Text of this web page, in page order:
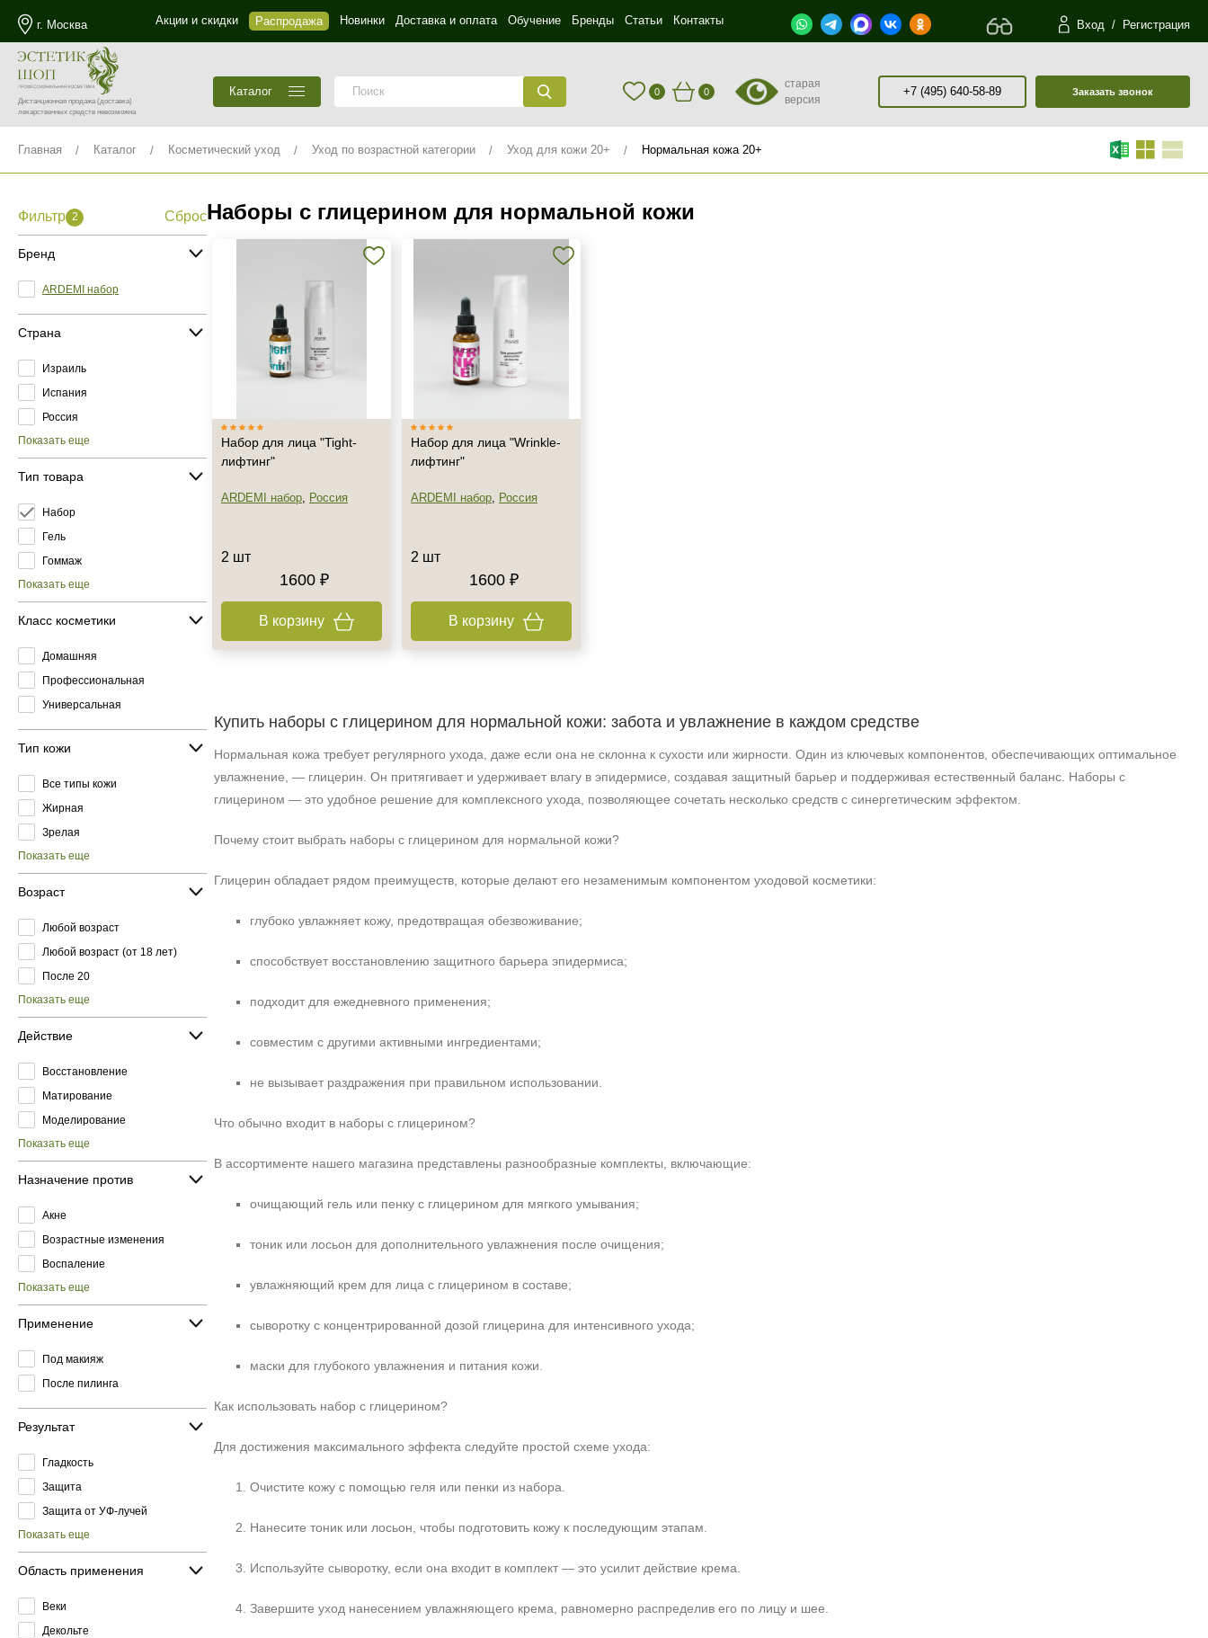
г. Москва Акции и скидки Распродажа Новинки Доставка и оплата Обучение Бренды Статьи Контакты Вход / Регистрация
Дистанционная продажа(доставка)
лекарственных средств невозможна
Каталог 0 0
старая
версия
+7 (495) 640-58-89 Заказать звонок
Главная Каталог Косметический уход Уход по возрастной категории Уход для кожи 20+ Нормальная кожа 20+
Фильтр 2 Сброс
Бренд
ARDEMI набор
Страна
Израиль
Испания
Россия
Показать еще
Тип товара
Набор
Гель
Гоммаж
Показать еще
Класс косметики
Домашняя
Профессиональная
Универсальная
Тип кожи
Все типы кожи
Жирная
Зрелая
Показать еще
Возраст
Любой возраст
Любой возраст (от 18 лет)
После 20
Показать еще
Действие
Восстановление
Матирование
Моделирование
Показать еще
Назначение против
Акне
Возрастные изменения
Воспаление
Показать еще
Применение
Под макияж
После пилинга
Результат
Гладкость
Защита
Защита от УФ-лучей
Показать еще
Область применения
Веки
Декольте
Наборы с глицерином для нормальной кожи
Набор для лица "Tight-
лифтинг"
ARDEMI набор, Россия
2 шт
1600 ₽
В корзину
Набор для лица "Wrinkle-
лифтинг"
ARDEMI набор, Россия
2 шт
1600 ₽
В корзину
Купить наборы с глицерином для нормальной кожи: забота и увлажнение в каждом средстве
Нормальная кожа требует регулярного ухода, даже если она не склонна к сухости или жирности. Один из ключевых компонентов, обеспечивающих оптимальное
увлажнение, — глицерин. Он притягивает и удерживает влагу в эпидермисе, создавая защитный барьер и поддерживая естественный баланс. Наборы с
глицерином — это удобное решение для комплексного ухода, позволяющее сочетать несколько средств с синергетическим эффектом.
Почему стоит выбрать наборы с глицерином для нормальной кожи?
Глицерин обладает рядом преимуществ, которые делают его незаменимым компонентом уходовой косметики:
глубоко увлажняет кожу, предотвращая обезвоживание;
способствует восстановлению защитного барьера эпидермиса;
подходит для ежедневного применения;
совместим с другими активными ингредиентами;
не вызывает раздражения при правильном использовании.
Что обычно входит в наборы с глицерином?
В ассортименте нашего магазина представлены разнообразные комплекты, включающие:
очищающий гель или пенку с глицерином для мягкого умывания;
тоник или лосьон для дополнительного увлажнения после очищения;
увлажняющий крем для лица с глицерином в составе;
сыворотку с концентрированной дозой глицерина для интенсивного ухода;
маски для глубокого увлажнения и питания кожи.
Как использовать набор с глицерином?
Для достижения максимального эффекта следуйте простой схеме ухода:
Очистите кожу с помощью геля или пенки из набора.
Нанесите тоник или лосьон, чтобы подготовить кожу к последующим этапам.
Используйте сыворотку, если она входит в комплект — это усилит действие крема.
Завершите уход нанесением увлажняющего крема, равномерно распределив его по лицу и шее.
+7 (495) 640-58-89